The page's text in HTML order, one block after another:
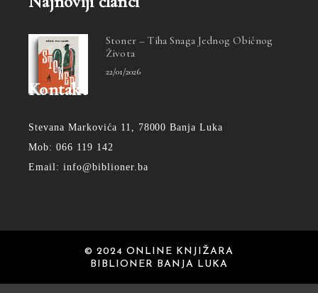
Stoner – Tiha Snaga Jednog Običnog
Života
22/01/2026
Kontakt
Stevana Markovića 11, 78000 Banja Luka
Mob: 066 119 142
Email: info@biblioner.ba
© 2024 ONLINE KNJIŽARA
BIBLIONER BANJA LUKA